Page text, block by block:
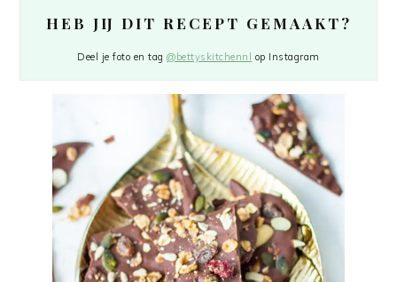
HEB JIJ DIT RECEPT GEMAAKT?
Deel je foto en tag@bettyskitchennl op Instagram